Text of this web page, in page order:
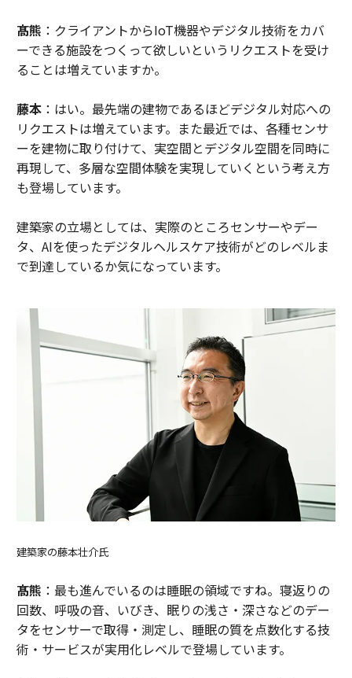
髙熊 ：クライアントからIoT機器やデジタル技術をカバ
ーできる施設をつくって欲しいというリクエストを受け
ることは増えていますか。
藤本：はい。最先端の建物であるほどデジタル対応への
リクエストは増えています。また最近では、各種センサ
ーを建物に取り付けて、実空間とデジタル空間を同時に
再現して、多層な空間体験を実現していくという考え方
も登場しています。
建築家の立場としては、実際のところセンサーやデー
タ、AIを使ったデジタルヘルスケア技術がどのレベルま
で到達しているか気になっています。
建築家の藤本壮介氏
髙熊 ：最も進んでいるのは睡眠の領域ですね。寝返りの
回数、呼吸の音、いびき、眠りの浅さ・深さなどのデー
タをセンサーで取得・測定し、睡眠の質を点数化する技
術・サービスが実用化レベルで登場しています。